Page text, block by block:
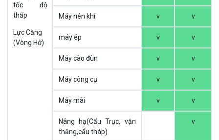
tốc độ
thấp
Lực Căng
(Vòng Hở)
Máy nén khí v v
máy ép v v
Máy cào đùn v v
Máy công cụ v v
Máy mài v v
Nâng hạ(Cẩu Trục, vận
thăng,cẩu tháp)
v